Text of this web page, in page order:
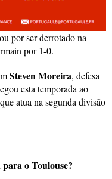
por ser derrotado na
por 1-0.
Steven Moreira, defesa
esta temporada ao
atua na segunda divisão
o Toulouse?